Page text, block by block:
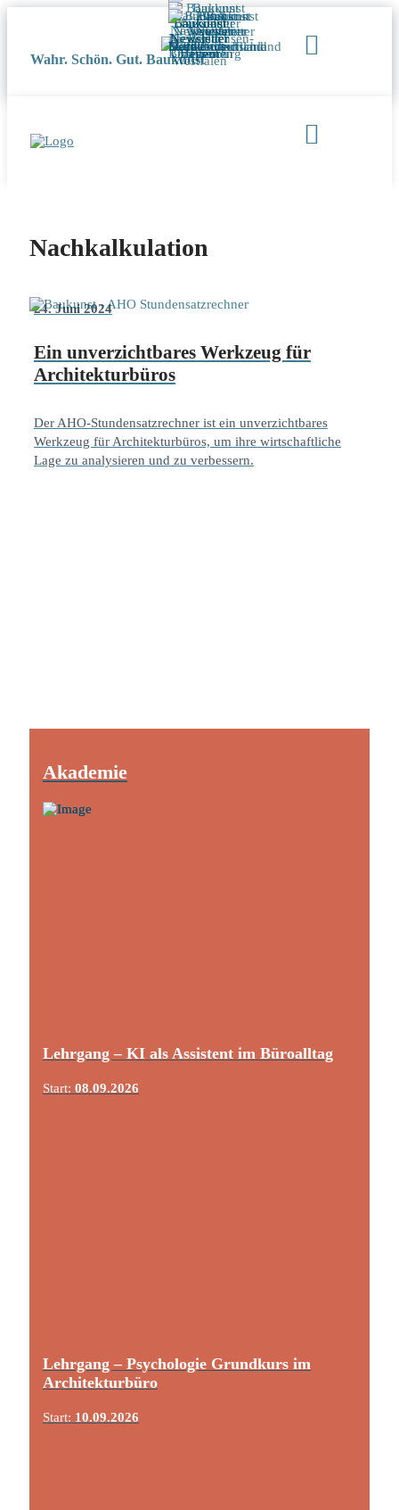
Wahr. Schön. Gut. Baukunst
Nachkalkulation
24. Juni 2024
Ein unverzichtbares Werkzeug für
Architekturbüros
Der AHO-Stundensatzrechner ist ein unverzichtbares
Werkzeug für Architekturbüros, um ihre wirtschaftliche
Lage zu analysieren und zu verbessern.
Akademie
Lehrgang – KI als Assistent im Büroalltag
Start: 08.09.2026
Lehrgang – Psychologie Grundkurs im
Architekturbüro
Start: 10.09.2026